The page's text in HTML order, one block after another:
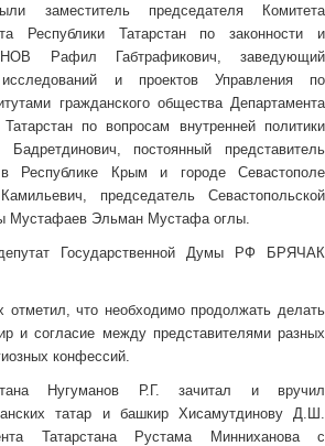
заместитель председателя Комитета
Республики Татарстан по законности и
Рафил Габтрафикович, заведующий
и проектов Управления по
гражданского общества Департамента
по вопросам внутренней политики
постоянный представитель
в Республике Крым и городе Севастополе
председатель Севастопольской
Мустафаев Эльман Мустафа оглы.
Государственной Думы РФ БРЯЧАК
что необходимо продолжать делать
и согласие между представителями разных
конфессий.
Нугуманов Р.Г. зачитал и вручил
татар и башкир Хисамутдинову Д.Ш.
Татарстана Рустама Минниханова с